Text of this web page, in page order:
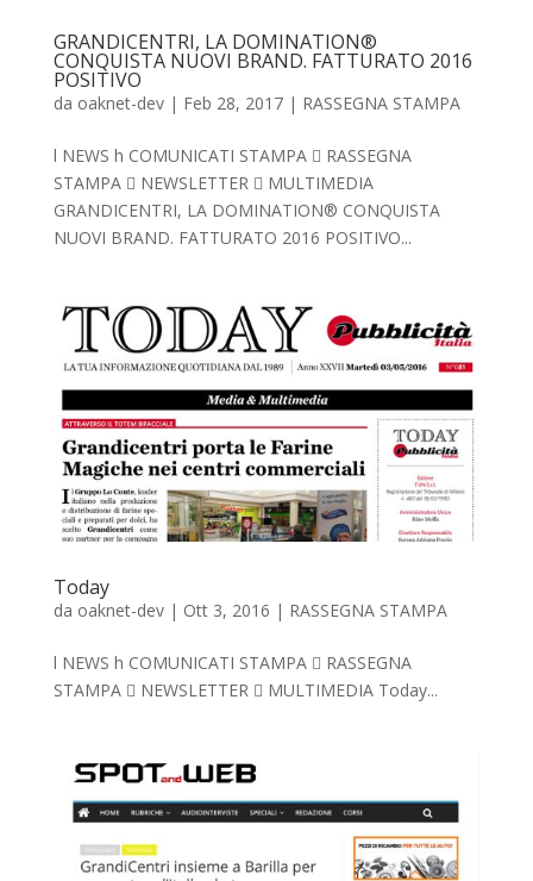
GRANDICENTRI, LA DOMINATION®
CONQUISTA NUOVI BRAND. FATTURATO 2016
POSITIVO
da oaknet-dev| Feb 28, 2017| RASSEGNA STAMPA
l NEWS h COMUNICATI STAMPA  RASSEGNA
STAMPA  NEWSLETTER  MULTIMEDIA
GRANDICENTRI, LA DOMINATION® CONQUISTA
NUOVI BRAND. FATTURATO 2016 POSITIVO...
Today
da oaknet-dev| Ott 3, 2016 | RASSEGNA STAMPA
l NEWS h COMUNICATI STAMPA  RASSEGNA
STAMPA  NEWSLETTER  MULTIMEDIA Today...